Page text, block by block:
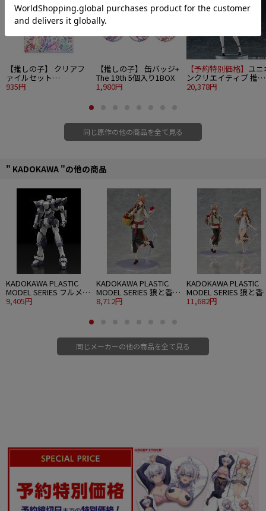
【推しの子】 クリアフ
ァイルセット
Valentine's Day & White
935円
【推しの子】 缶バッジ+
The 19th 5個入り1BOX
1,980円
【予約特別価格】 ユニ
ンクリエイティブ 推し
の子 1/6 ルビー 猫メイ
20,378円
同じ原作の他の商品を全て見る
" KADOKAWA "の他の商品
KADOKAWA PLASTIC
MODEL SERIES フルメタ
ル・パニック！ 1/48
9,405円
KADOKAWA PLASTIC
MODEL SERIES 狼と香辛
料 MERCHANT MEETS
8,712円
KADOKAWA PLASTIC
MODEL SERIES 狼と香
料 MERCHANT MEETS
11,682円
同じメーカーの他の商品を全て見る